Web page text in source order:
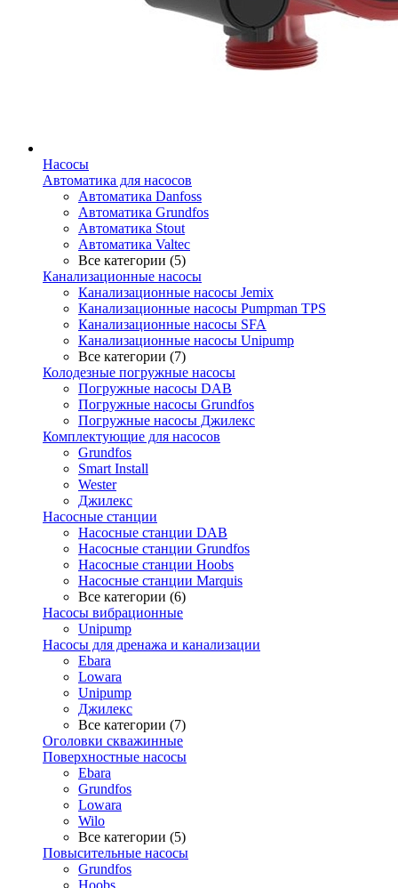
Насосы
Автоматика для насосов
Автоматика Danfoss
Автоматика Grundfos
Автоматика Stout
Автоматика Valtec
Все категории (5)
Канализационные насосы
Канализационные насосы Jemix
Канализационные насосы Pumpman TPS
Канализационные насосы SFA
Канализационные насосы Unipump
Все категории (7)
Колодезные погружные насосы
Погружные насосы DAB
Погружные насосы Grundfos
Погружные насосы Джилекс
Комплектующие для насосов
Grundfos
Smart Install
Wester
Джилекс
Насосные станции
Насосные станции DAB
Насосные станции Grundfos
Насосные станции Hoobs
Насосные станции Marquis
Все категории (6)
Насосы вибрационные
Unipump
Насосы для дренажа и канализации
Ebara
Lowara
Unipump
Джилекс
Все категории (7)
Оголовки скважинные
Поверхностные насосы
Ebara
Grundfos
Lowara
Wilo
Все категории (5)
Повысительные насосы
Grundfos
Hoobs